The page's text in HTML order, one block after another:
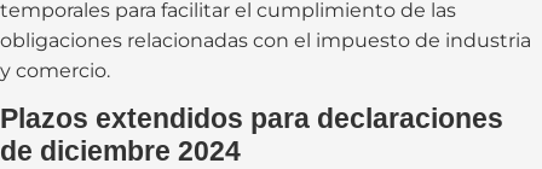
temporales para facilitar el cumplimiento de las
obligaciones relacionadas con el impuesto de industria
y comercio.
Plazos extendidos para declaraciones
de diciembre 2024